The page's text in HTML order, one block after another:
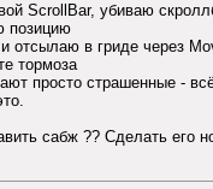
ScrollBar, убиваю
позицию
отсылаю в гриде через
тормоза
просто страшенные -
сабж ?? Сделать его